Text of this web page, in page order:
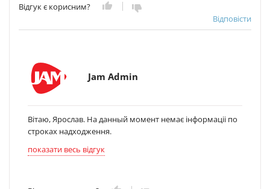
Відгук є корисним?
Відповісти
Jam Admin
Вітаю, Ярослав. На данный момент немає інформаціі по
строках надходження.
показати весь відгук